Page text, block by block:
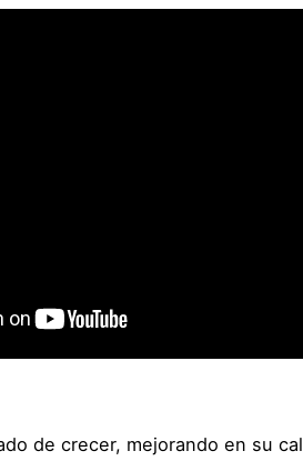
de crecer, mejorando en su